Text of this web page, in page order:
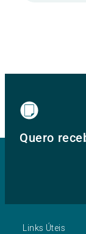
Quero
Links Úteis